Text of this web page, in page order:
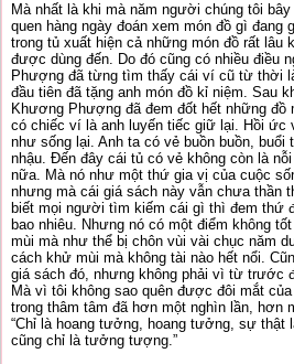
Mà nhất là khi mà năm người chúng tôi
quen hàng ngày đoán xem món đồ gì đang
trong tủ xuất hiện cả những món đồ rất lâu
được dùng đến. Do đó cũng có nhiều điều
Phượng đã từng tìm thấy cái ví cũ từ thời
đầu tiên đã tặng anh món đồ kỉ niệm. Sau
Khương Phượng đã đem đốt hết những
có chiếc ví là anh luyến tiếc giữ lại. Hồi ức
như sống lại. Anh ta có vẻ buồn buồn, buổi
nhậu. Đến đây cái tủ có vẻ không còn là
nữa. Mà nó như một thứ gia vị của cuộc
nhưng mà cái giá sách này vẫn chưa thần
biết mọi người tìm kiếm cái gì thì đem thứ
bao nhiêu. Nhưng nó có một điểm không
mùi mà như thể bị chôn vùi vài chục năm
cách khử mùi mà không tài nào hết nổi.
giá sách đó, nhưng không phải vì từ trước
Mà vì tôi không sao quên được đôi mắt
trong thâm tâm đã hơn một nghìn lần, hơn
“Chỉ là hoang tưởng, hoang tưởng, sự thật
cũng chỉ là tưởng tượng.”